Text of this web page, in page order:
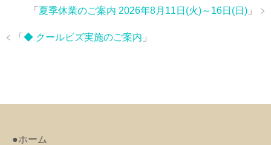
「 夏季休業のご案内 2026年8月11日(火)～16日(日) 」
「 ◆ クールビズ実施のご案内 」
●ホーム